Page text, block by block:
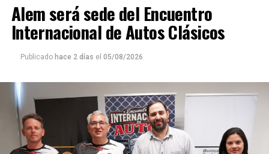
Alem será sede del Encuentro
Internacional de Autos Clásicos
Publicado hace 2 días el 05/08/2026